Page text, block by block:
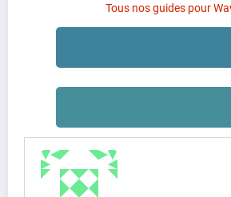
Tous nos guides pour